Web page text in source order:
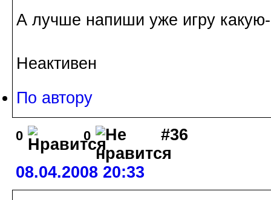
А лучше напиши уже игру
Неактивен
По автору
0 0 #36
08.04.2008 20:33